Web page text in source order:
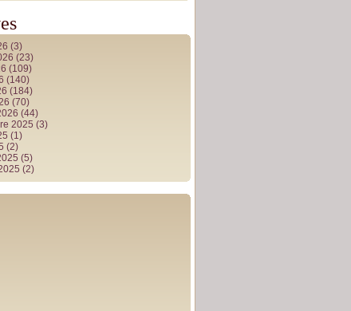
(3)
(23)
(109)
(140)
(184)
(70)
(44)
2025 (3)
(1)
(2)
(5)
(2)